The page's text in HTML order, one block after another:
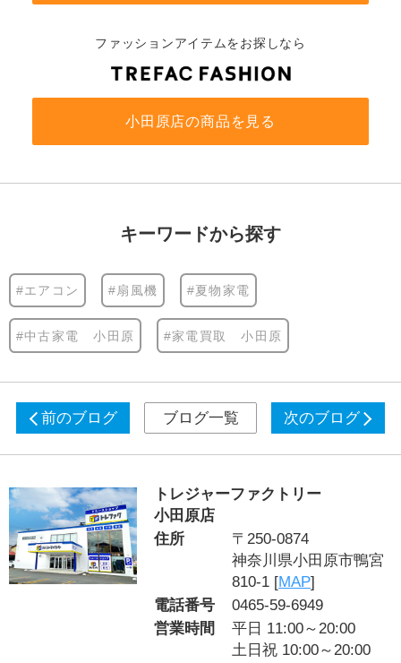
ファッションアイテムをお探しなら
小田原店の商品を見る
キーワードから探す
#エアコン #扇風機 #夏物家電
#中古家電 小田原 #家電買取 小田原
前のブログ ブログ一覧 次のブログ
トレジャーファクトリー
小田原店
住所
〒250-0874
神奈川県小田原市鴨宮
810-1 [MAP]
電話番号
0465-59-6949
営業時間
平日 11:00～20:00
土日祝 10:00～20:00